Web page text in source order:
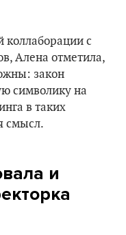
коллаборации с
Алена отметила,
закон
символику на
в таких
смысл.
и